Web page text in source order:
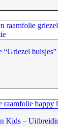
“Griezel
Kids –